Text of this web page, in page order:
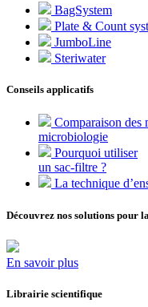
BagSystem
Plate & Count
JumboLine
Steriwater
Conseils applicatifs
Comparaison des
microbiologie
Pourquoi utiliser
un sac-filtre ?
La technique
Découvrez nos solutions pour
En savoir plus
Librairie scientifique